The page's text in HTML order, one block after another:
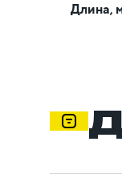
Длина,